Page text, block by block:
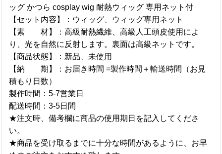
ッグ かつら cosplay wig 耐熱ウィッグ 専用ネット付
【セット内容】：ウィッグ、ウィッグ専用ネット
【素 材】：高級耐熱繊維、高級人工頭皮使用によ
り、光を自然に反射します。裏面は高級ネットです。
【商品状態】：新品、未使用
【納 期】：お届き時間 =製作時間＋輸送時間（お見
積もり日数）
製作時間：5-7営業日
配送時間：3-5日間
★注文時、備考欄に商品の使用期日を記入してくださ
い。
★商品を受け取るまでに十分な時間があるように、お早